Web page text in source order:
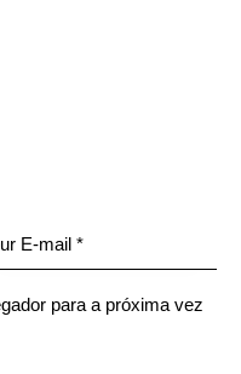
para a próxima vez